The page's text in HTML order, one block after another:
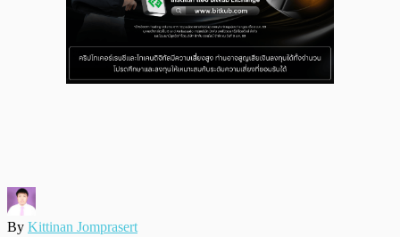
By Kittinan Jomprasert